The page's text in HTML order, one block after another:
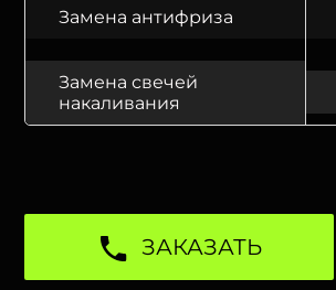
Замена антифриза
Замена свечей
накаливания
ЗАКАЗАТЬ